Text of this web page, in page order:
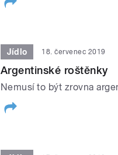
Jídlo 18. červenec 2019
Argentinské roštěnky
Nemusí to být zrovna